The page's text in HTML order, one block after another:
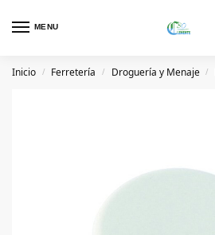
MENU
Inicio / Ferretería / Droguería y Menaje /